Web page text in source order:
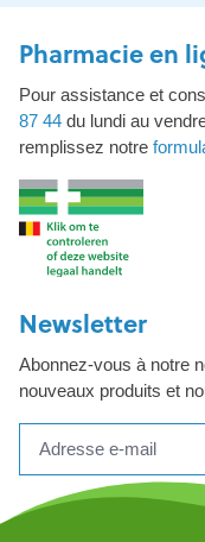
Pharmacie en
Pour assistance et
87 44 du lundi au
remplissez notre
Newsletter
Abonnez-vous à notre
nouveaux produits et